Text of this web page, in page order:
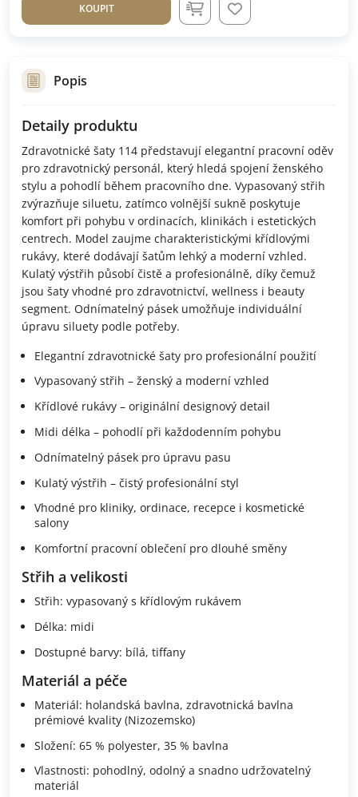
KOUPIT
Popis
Detaily produktu
Zdravotnické šaty 114 představují elegantní pracovní oděv
pro zdravotnický personál, který hledá spojení ženského
stylu a pohodlí během pracovního dne. Vypasovaný střih
zvýrazňuje siluetu, zatímco volnější sukně poskytuje
komfort při pohybu v ordinacích, klinikách i estetických
centrech. Model zaujme charakteristickými křídlovými
rukávy, které dodávají šatům lehký a moderní vzhled.
Kulatý výstřih působí čistě a profesionálně, díky čemuž
jsou šaty vhodné pro zdravotnictví, wellness i beauty
segment. Odnímatelný pásek umožňuje individuální
úpravu siluety podle potřeby.
Elegantní zdravotnické šaty pro profesionální použití
Vypasovaný střih – ženský a moderní vzhled
Křídlové rukávy – originální designový detail
Midi délka – pohodlí při každodenním pohybu
Odnímatelný pásek pro úpravu pasu
Kulatý výstřih – čistý profesionální styl
Vhodné pro kliniky, ordinace, recepce i kosmetické
salony
Komfortní pracovní oblečení pro dlouhé směny
Střih a velikosti
Střih: vypasovaný s křídlovým rukávem
Délka: midi
Dostupné barvy: bílá, tiffany
Materiál a péče
Materiál: holandská bavlna, zdravotnická bavlna
prémiové kvality (Nizozemsko)
Složení: 65 % polyester, 35 % bavlna
Vlastnosti: pohodlný, odolný a snadno udržovatelný
materiál